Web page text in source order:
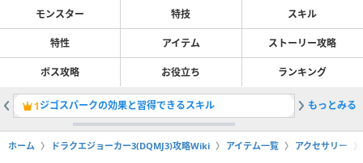
モンスター 特技 スキル
特性 アイテム ストーリー攻略
ボス攻略 お役立ち ランキング
1ジゴスパークの効果と習得できるスキル 2ホーク
もっとみる
ホーム ドラクエジョーカー3(DQMJ3)攻略Wiki アイテム一覧 アクセサリー